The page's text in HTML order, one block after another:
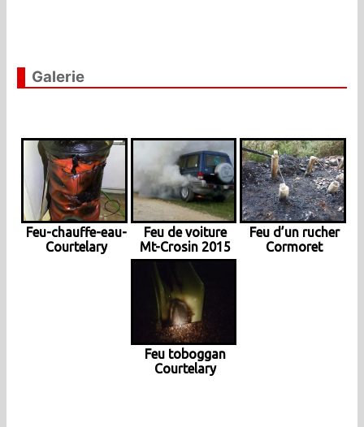
Galerie
Feu-chauffe-eau-
Courtelary
Feu de voiture
Mt-Crosin 2015
Feu d’un rucher
Cormoret
Feu toboggan
Courtelary